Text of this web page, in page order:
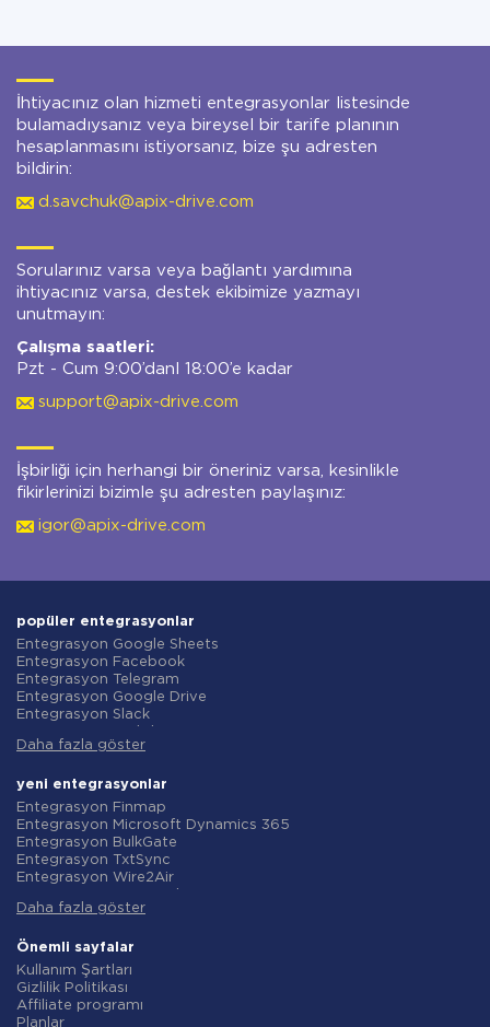
İhtiyacınız olan hizmeti entegrasyonlar listesinde
bulamadıysanız veya bireysel bir tarife planının
hesaplanmasını istiyorsanız, bize şu adresten
bildirin:
d.savchuk@apix-drive.com
Sorularınız varsa veya bağlantı yardımına
ihtiyacınız varsa, destek ekibimize yazmayı
unutmayın:
Çalışma saatleri:
Pzt - Cum 9:00’danl 18:00’e kadar
support@apix-drive.com
İşbirliği için herhangi bir öneriniz varsa, kesinlikle
fikirlerinizi bizimle şu adresten paylaşınız:
igor@apix-drive.com
popüler entegrasyonlar
Entegrasyon Google Sheets
Entegrasyon Facebook
Entegrasyon Telegram
Entegrasyon Google Drive
Entegrasyon Slack
Entegrasyon Gmail
Entegrasyon ClickUp
Entegrasyon Airtable
Entegrasyon Google Contacts
Entegrasyon OpenAI (ChatGPT)
Entegrasyon Instagram
Entegrasyon ActiveCampaign
Entegrasyon Typeform
Entegrasyon Salesforce CRM
Entegrasyon Notion
Entegrasyon AWeber
Entegrasyon Asana
Entegrasyon ZOHO CRM
Daha fazla göster
yeni entegrasyonlar
Entegrasyon Finmap
Entegrasyon Microsoft Dynamics 365
Entegrasyon BulkGate
Entegrasyon TxtSync
Entegrasyon Wire2Air
Entegrasyon Infobip
Entegrasyon AtomPark
Entegrasyon TXTImpact
Entegrasyon Campaign Monitor
Entegrasyon CM.com
Entegrasyon D7 Networks
Daha fazla göster
Önemli sayfalar
Kullanım Şartları
Gizlilik Politikası
Affiliate programı
Planlar